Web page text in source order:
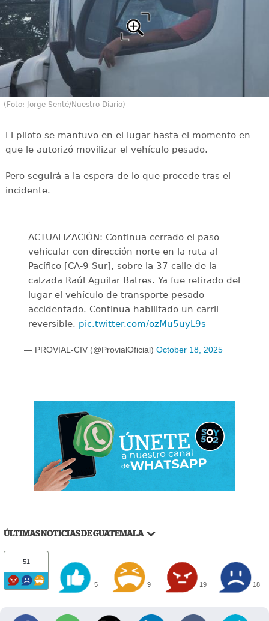
(Foto: Jorge Senté/Nuestro Diario)
El piloto se mantuvo en el lugar hasta el momento en
que le autorizó movilizar el vehículo pesado.
Pero seguirá a la espera de lo que procede tras el
incidente.
ACTUALIZACIÓN: Continua cerrado el paso
vehicular con dirección norte en la ruta al
Pacífico [CA-9 Sur], sobre la 37 calle de la
calzada Raúl Aguilar Batres. Ya fue retirado del
lugar el vehículo de transporte pesado
accidentado. Continua habilitado un carril
reversible. pic.twitter.com/ozMu5uyL9s
— PROVIAL-CIV (@ProvialOficial) October 18, 2025
ÚLTIMAS NOTICIAS DE GUATEMALA
51
5 9 19 18